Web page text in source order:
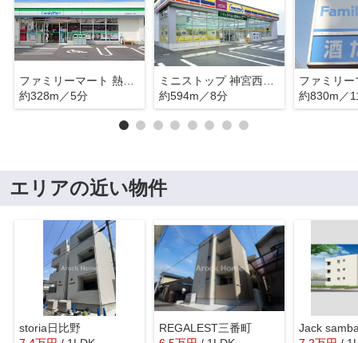
ファミリーマート 熱田白鳥3丁目店
約328m／5分
ミニストップ 神宮西駅前店
約594m／8分
約830m／
エリアの近い物件
storia日比野
REGALEST三番町
Jack